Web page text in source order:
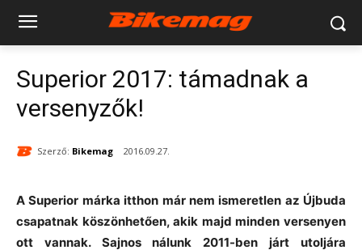
Superior 2017: támadnak a
versenyzők!
Szerző: Bikemag 2016.09.27.
A Superior márka itthon már nem ismeretlen az Újbuda
csapatnak köszönhetően, akik majd minden versenyen
ott vannak. Sajnos nálunk 2011-ben járt utoljára